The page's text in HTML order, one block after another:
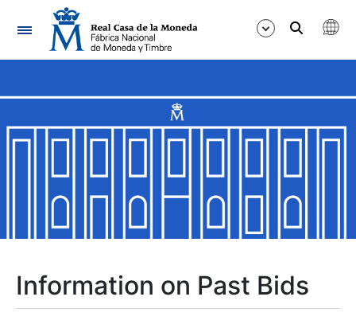
Navigation
Show/Hide
Show/Hide
Show/Hide
Information on Past Bids